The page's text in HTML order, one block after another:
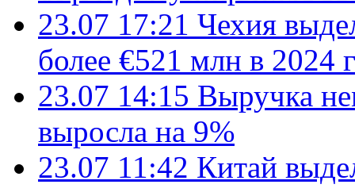
23.07 17:21 Чехия
более €521 млн в 2024
23.07 14:15 Выручка
выросла на 9%
23.07 11:42 Китай